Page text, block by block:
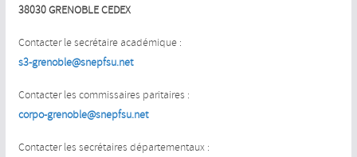
38030 GRENOBLE CEDEX
Contacter le secrétaire académique :
s3-grenoble@snepfsu.net
Contacter les commissaires paritaires :
corpo-grenoble@snepfsu.net
Contacter les secrétaires départementaux :